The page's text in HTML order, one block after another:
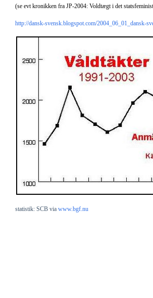
(se evt kronikken fra JP-2004: Voldtægt i det
http://dansk-svensk.blogspot.com/2004_06_01_dansk-
statistik: SCB via www.bgf.nu